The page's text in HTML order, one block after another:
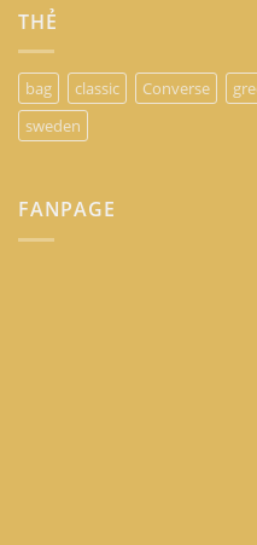
THẺ
bag classic Converse
sweden
FANPAGE